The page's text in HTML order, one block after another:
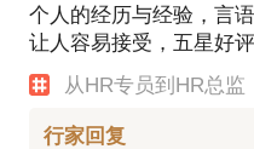
个人的经历与经验，言
让人容易接受，五星好评
从HR专员到HR总监
行家回复